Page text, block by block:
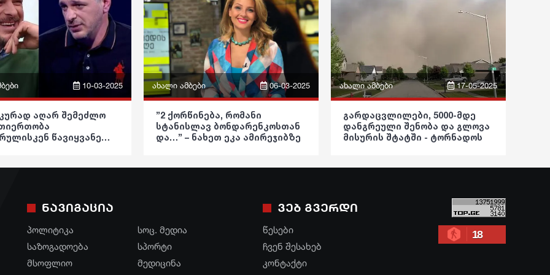
განათლება
ჯანდაცვა
კულტურა
გართობა
რეგიონი
სამართალი
რჩევები
ჯანდაცვა
კულტურა
გართობა
რეგიონი
10-03-2025
აღარ შემეძლო
წავიყვანე…
„იმედის“ ეთერში
ახალი ამბები
ფრაზები
ვიდეო
ჯანდაცვა
06-03-2025
”2 ქორწინება, რომანი
სტანისლავ ბონდარენკოსთან
და…” – ნახეთ ეკა ამირეჯიბზე
ახალი ამბები
ფრაზები
ვიდეო
განათლება
17-05-2025
გარდაცვლილები, 5000-მდე
დანგრეული შენობა და გლოვა
მისურის შტატში - ტორნადოს
ნავიგაცია
პოლიტიკა
საზოგადოება
მსოფლიო
სოც. მედია
სპორტი
მედიცინა
ვებ გვერდი
წესები
ჩვენ შესახებ
კონტაქტი
18